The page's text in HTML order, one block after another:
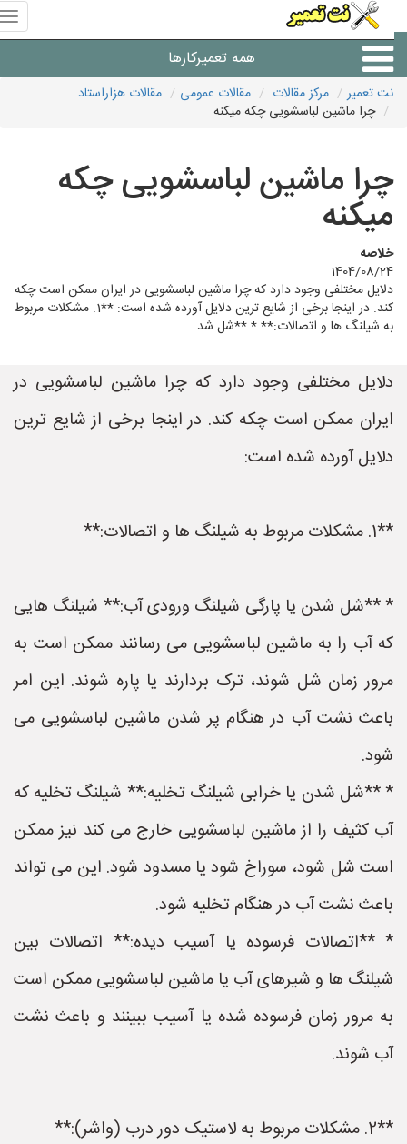
همه تعمیرکارها
شرکت های تعمیرات لوازم
نت تعمیر مرکز مقالات مقالات عمومی
مقالات هزاراستاد
چرا ماشین لباسشویی چکه میکنه
چرا ماشین لباسشویی چکه
میکنه
خلاصه
1404/08/24
دلایل مختلفی وجود دارد که چرا ماشین لباسشویی در ایران ممکن است چکه
کند. در اینجا برخی از شایع ترین دلایل آورده شده است: **1. مشکلات مربوط
به شیلنگ ها و اتصالات:** * **شل شد
دلایل مختلفی وجود دارد که چرا ماشین لباسشویی در
ایران ممکن است چکه کند. در اینجا برخی از شایع ترین
دلایل آورده شده است:
**1. مشکلات مربوط به شیلنگ ها و اتصالات:**
* **شل شدن یا پارگی شیلنگ ورودی آب:** شیلنگ هایی
که آب را به ماشین لباسشویی می رسانند ممکن است به
مرور زمان شل شوند، ترک بردارند یا پاره شوند. این امر
باعث نشت آب در هنگام پر شدن ماشین لباسشویی می
شود.
* **شل شدن یا خرابی شیلنگ تخلیه:** شیلنگ تخلیه که
آب کثیف را از ماشین لباسشویی خارج می کند نیز ممکن
است شل شود، سوراخ شود یا مسدود شود. این می تواند
باعث نشت آب در هنگام تخلیه شود.
* **اتصالات فرسوده یا آسیب دیده:** اتصالات بین
شیلنگ ها و شیرهای آب یا ماشین لباسشویی ممکن است
به مرور زمان فرسوده شده یا آسیب ببینند و باعث نشت
آب شوند.
**2. مشکلات مربوط به لاستیک دور درب (واشر):**